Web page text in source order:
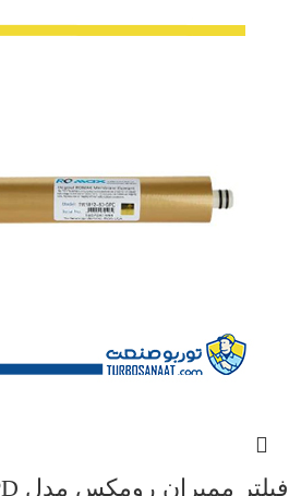
فیلتر ممبران رومکس مدل TW1812-50GPD